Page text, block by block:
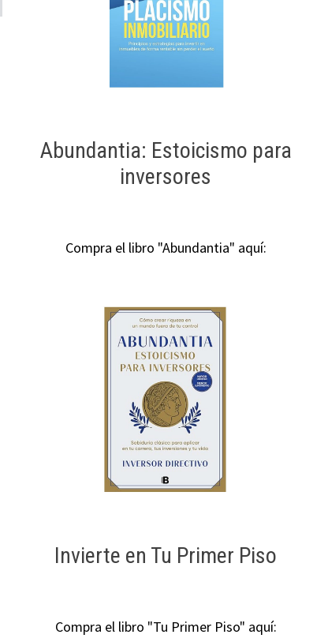
Abundantia: Estoicismo para
inversores
Compra el libro "Abundantia" aquí:
Invierte en Tu Primer Piso
Compra el libro "Tu Primer Piso" aquí: